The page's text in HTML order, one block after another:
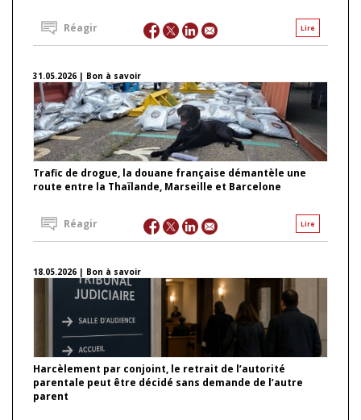
Lire
Réagir
31.05.2026 | Bon à savoir
Trafic de drogue, la douane française démantèle une
route entre la Thaïlande, Marseille et Barcelone
Lire
Réagir
18.05.2026 | Bon à savoir
Harcèlement par conjoint, le retrait de l’autorité
parentale peut être décidé sans demande de l’autre
parent